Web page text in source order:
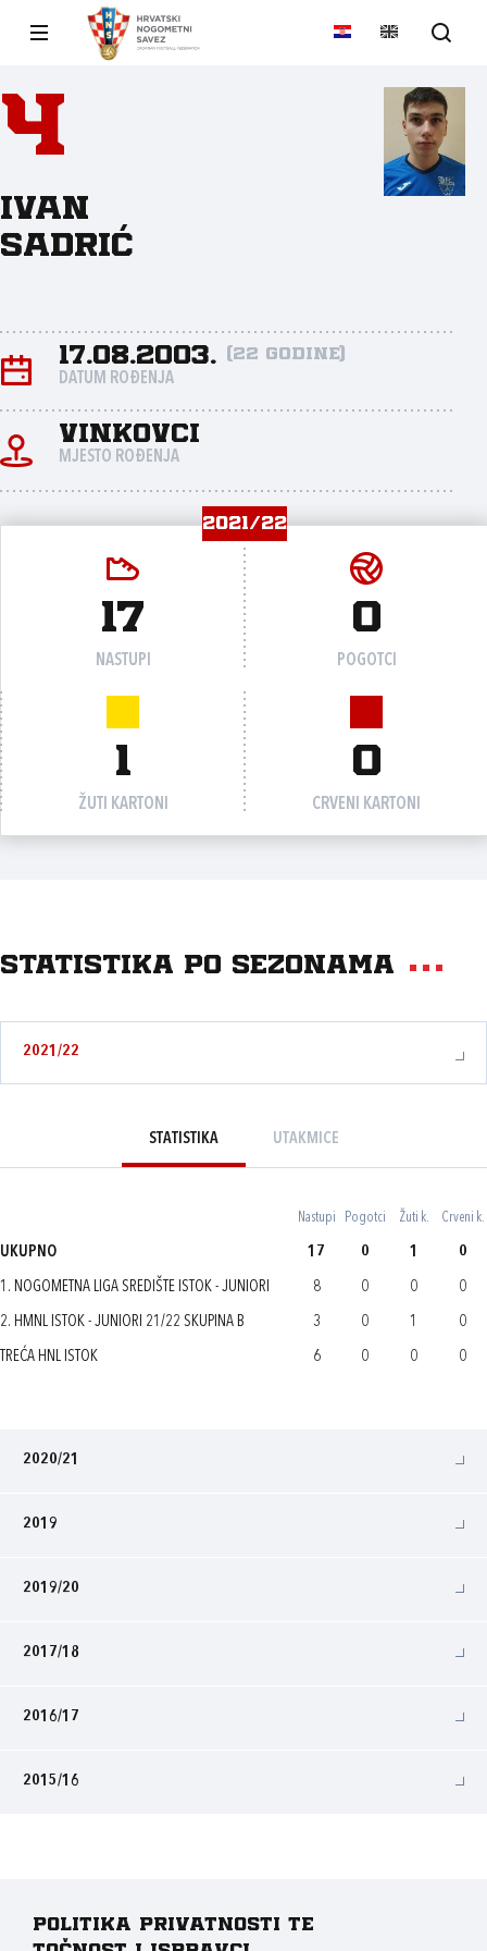
4
Ivan
Sadrić
17.08.2003. (22 godine)
DATUM ROĐENJA
Vinkovci
MJESTO ROĐENJA
2021/22
17
NASTUPI
0
POGOTCI
1
ŽUTI KARTONI
0
CRVENI KARTONI
Statistika po sezonama
2021/22
STATISTIKA UTAKMICE
Nastupi Pogotci Žuti k. Crveni k.
UKUPNO 17 0 1 0
1. NOGOMETNA LIGA SREDIŠTE ISTOK - JUNIORI 8 0 0 0
2. HMNL ISTOK - JUNIORI 21/22 SKUPINA B 3 0 1 0
TREĆA HNL ISTOK 6 0 0 0
2020/21
2019
2019/20
2017/18
2016/17
2015/16
Politika privatnosti te